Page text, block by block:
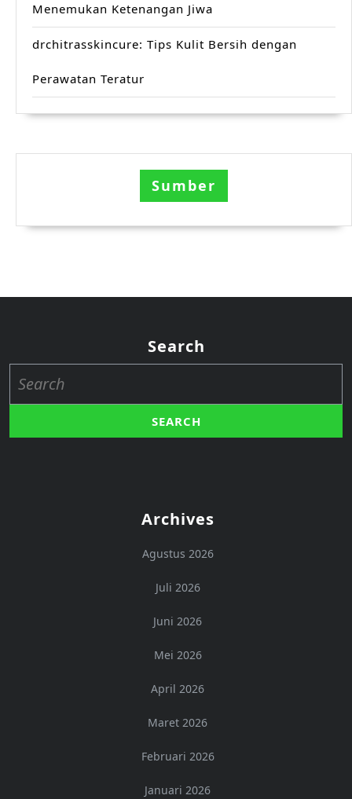
Menemukan Ketenangan Jiwa
drchitrasskincure: Tips Kulit Bersih dengan
Perawatan Teratur
Sumber
Search
for:
Archives
Agustus 2026
Juli 2026
Juni 2026
Mei 2026
April 2026
Maret 2026
Februari 2026
Januari 2026